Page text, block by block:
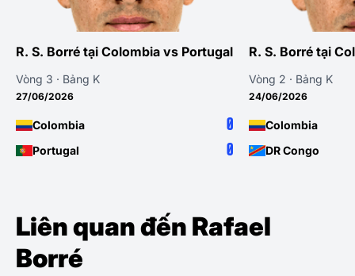
R. S. Borré tại Colombia vs Portugal
Vòng 3 · Bảng K
27/06/2026
Colombia 0
Portugal 0
R. S. Borré tại
Vòng 2 · Bảng K
24/06/2026
Colombia
DR Congo
Liên quan đến Rafael
Borré